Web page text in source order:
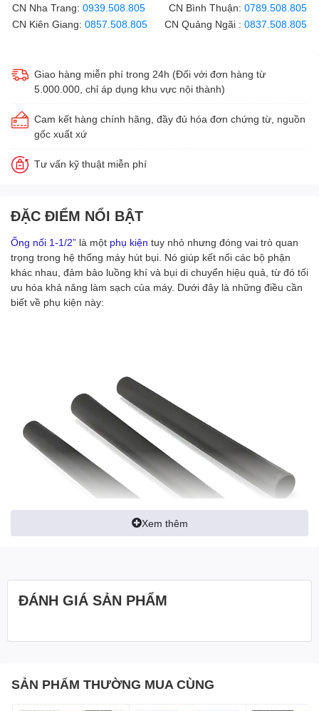
CN Nha Trang: 0939.508.805 CN Bình Thuận: 0789.508.805
CN Kiên Giang: 0857.508.805 CN Quảng Ngãi : 0837.508.805
Giao hàng miễn phí trong 24h (Đối với đơn hàng từ
5.000.000, chỉ áp dụng khu vực nội thành)
Cam kết hàng chính hãng, đầy đủ hóa đơn chứng từ, nguồn
gốc xuất xứ
Tư vấn kỹ thuật miễn phí
ĐẶC ĐIỂM NỔI BẬT
Ống nối 1-1/2” là một phụ kiện tuy nhỏ nhưng đóng vai trò quan
trọng trong hệ thống máy hút bụi. Nó giúp kết nối các bộ phận
khác nhau, đảm bảo luồng khí và bụi di chuyển hiệu quả, từ đó tối
ưu hóa khả năng làm sạch của máy. Dưới đây là những điều cần
biết về phụ kiện này:
Chức năng chính:
bàn chải, hoặc các phụ kiện khác. Nhờ đó, bạn có thể linh
Xem thêm
ĐÁNH GIÁ SẢN PHẨM
SẢN PHẨM THƯỜNG MUA CÙNG